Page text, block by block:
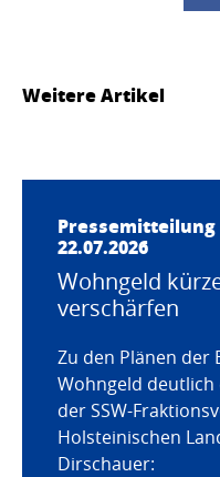
Weitere Artikel
Pressemitteilung
22.07.2026
Wohngeld
verschärfen
Zu den Plänen der
Wohngeld
der SSW-
Holsteinischen
Dirschauer: